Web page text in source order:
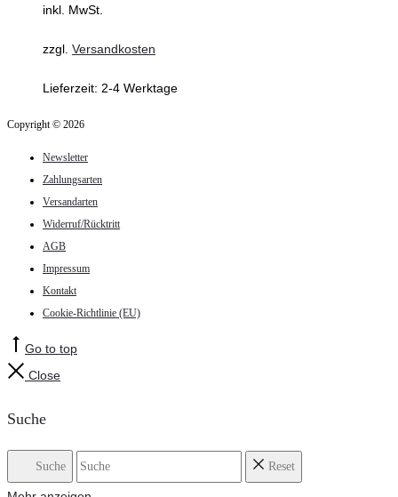
inkl. MwSt.
zzgl. Versandkosten
Lieferzeit: 2-4 Werktage
Copyright © 2026
Newsletter
Zahlungsarten
Versandarten
Widerruf/Rücktritt
AGB
Impressum
Kontakt
Cookie-Richtlinie (EU)
Go to top
Close
Suche
Suche Reset